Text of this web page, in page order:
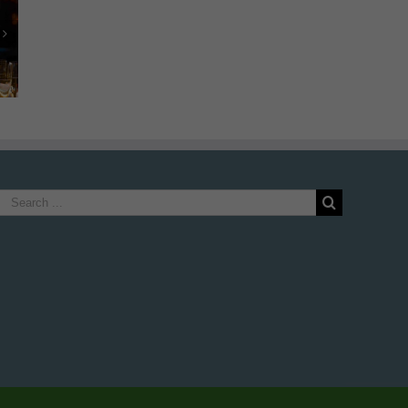
Search